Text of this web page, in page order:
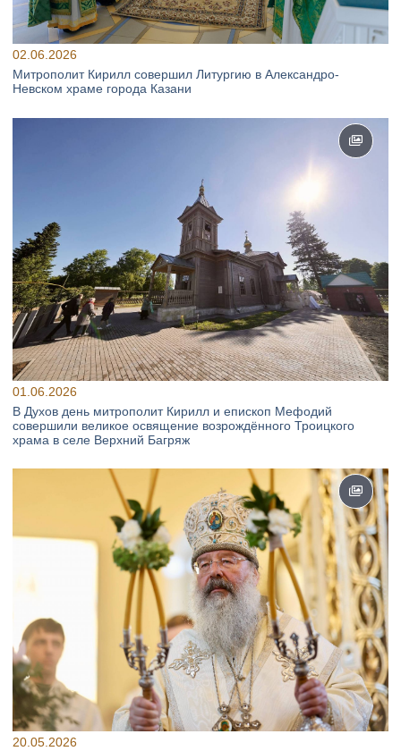
02.06.2026
Митрополит Кирилл совершил Литургию в Александро-
Невском храме города Казани
01.06.2026
В Духов день митрополит Кирилл и епископ Мефодий
совершили великое освящение возрождённого Троицкого
храма в селе Верхний Багряж
20.05.2026